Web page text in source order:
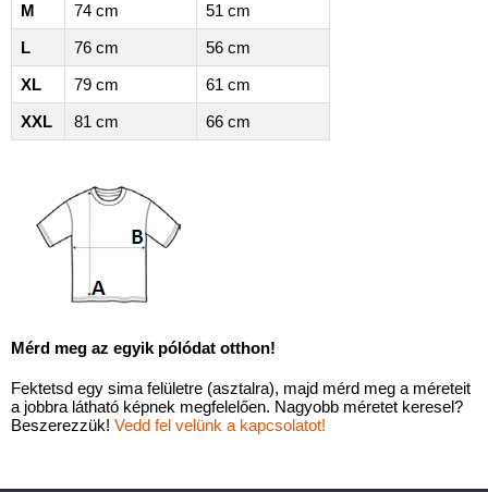
M
74 cm
51 cm
L
76 cm
56 cm
XL
79 cm
61 cm
XXL
81 cm 66 cm
Mérd meg az egyik pólódat otthon!
Fektetsd egy sima felületre (asztalra), majd mérd meg a méreteit
a jobbra látható képnek megfelelően. Nagyobb méretet keresel?
Beszerezzük! Vedd fel velünk a kapcsolatot!